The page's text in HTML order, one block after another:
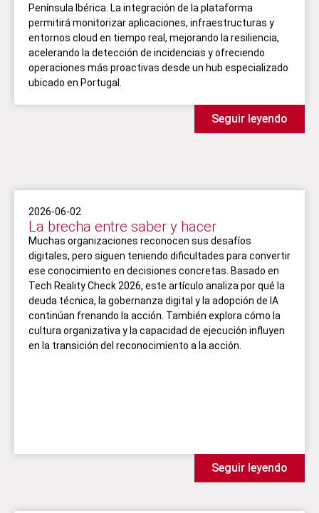
Península Ibérica. La integración de la plataforma
permitirá monitorizar aplicaciones, infraestructuras y
entornos cloud en tiempo real, mejorando la resiliencia,
acelerando la detección de incidencias y ofreciendo
operaciones más proactivas desde un hub especializado
ubicado en Portugal.
Seguir leyendo
2026-06-02
La brecha entre saber y hacer
Muchas organizaciones reconocen sus desafíos
digitales, pero siguen teniendo dificultades para convertir
ese conocimiento en decisiones concretas. Basado en
Tech Reality Check 2026, este artículo analiza por qué la
deuda técnica, la gobernanza digital y la adopción de IA
continúan frenando la acción. También explora cómo la
cultura organizativa y la capacidad de ejecución influyen
en la transición del reconocimiento a la acción.
Seguir leyendo